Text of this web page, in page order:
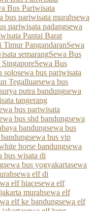
Bus Pariwisata
bus pariwisata murahsewa
pariwisata padangsewa
Pantai Barat
Timur PangandaranSewa
semarangSewa Bus
Sewa Bus
solosewa bus pariwisata
Tegalluarsewa bus
putra bandungsewa
tangerang
bus pariwisata
bus shd bandungsewa
bandungsewa bus
sewa bus vip
horse bandungsewa
bus wisata di
sewa bus yogyakartasewa
sewa elf di
elf hiacesewa elf
murahsewa elf
elf ke bandungsewa elf